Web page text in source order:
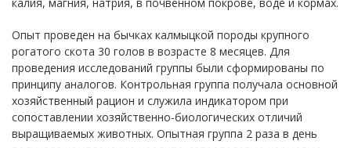
калия, магния, натрия, в почвенном покрове, воде и кормах.
Опыт проведен на бычках калмыцкой породы крупного
рогатого скота 30 голов в возрасте 8 месяцев. Для
проведения исследований группы были сформированы по
принципу аналогов. Контрольная группа получала основной
хозяйственный рацион и служила индикатором при
сопоставлении хозяйственно-биологических отличий
выращиваемых животных. Опытная группа 2 раза в день